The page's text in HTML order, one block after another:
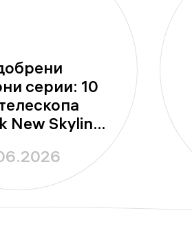
серии: 10
New Skyline
PRO